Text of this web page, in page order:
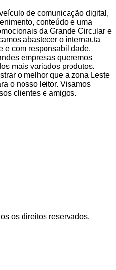
de comunicação digital,
conteúdo e uma
da Grande Circular e
abastecer o internauta
e com responsabilidade.
empresas queremos
mais variados produtos.
o melhor que a zona Leste
o nosso leitor. Visamos
clientes e amigos.
os direitos reservados.